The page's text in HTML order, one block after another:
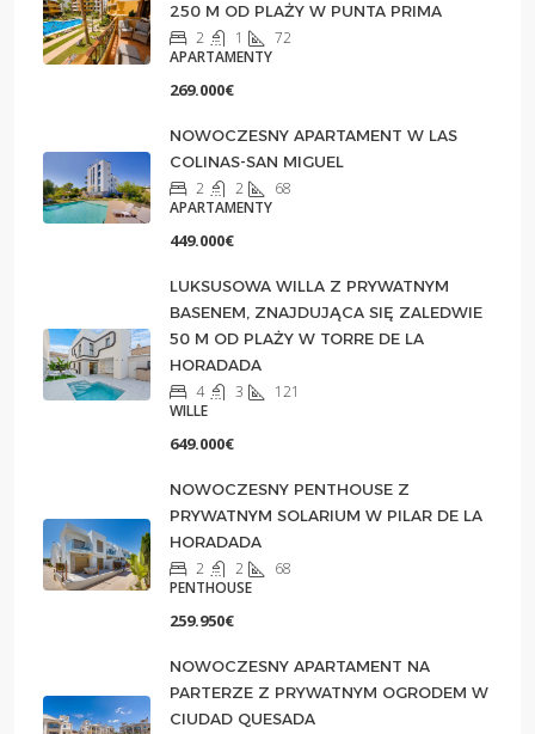
250 M OD PLAŻY W PUNTA PRIMA
2 1
72
APARTAMENTY
269.000€
NOWOCZESNY APARTAMENT W LAS
COLINAS-SAN MIGUEL
2 2
68
APARTAMENTY
449.000€
LUKSUSOWA WILLA Z PRYWATNYM
BASENEM, ZNAJDUJĄCA SIĘ ZALEDWIE
50 M OD PLAŻY W TORRE DE LA
HORADADA
4 3
121
WILLE
649.000€
NOWOCZESNY PENTHOUSE Z
PRYWATNYM SOLARIUM W PILAR DE LA
HORADADA
2 2
68
PENTHOUSE
259.950€
NOWOCZESNY APARTAMENT NA
PARTERZE Z PRYWATNYM OGRODEM W
CIUDAD QUESADA